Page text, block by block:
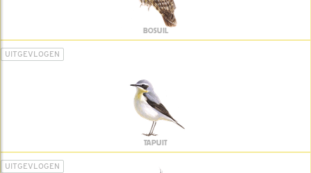
BOSUIL
UITGEVLOGEN
TAPUIT
UITGEVLOGEN